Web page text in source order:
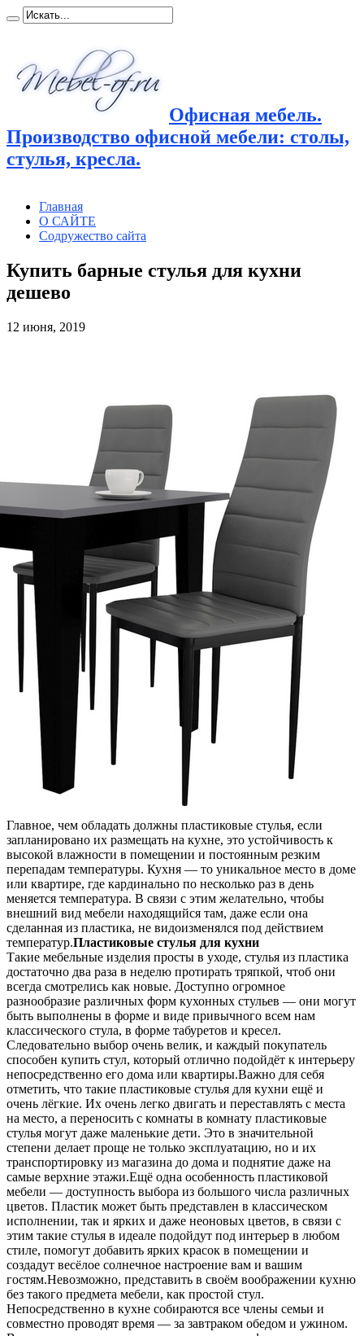
Офисная мебель.
Производство офисной мебели: столы,
стулья, кресла.
Главная
О САЙТЕ
Содружество сайта
Купить барные стулья для кухни
дешево
12 июня, 2019
Главное, чем обладать должны пластиковые стулья, если
запланировано их размещать на кухне, это устойчивость к
высокой влажности в помещении и постоянным резким
перепадам температуры. Кухня — то уникальное место в доме
или квартире, где кардинально по несколько раз в день
меняется температура. В связи с этим желательно, чтобы
внешний вид мебели находящийся там, даже если она
сделанная из пластика, не видоизменялся под действием
температур.Пластиковые стулья для кухни
Такие мебельные изделия просты в уходе, стулья из пластика
достаточно два раза в неделю протирать тряпкой, чтоб они
всегда смотрелись как новые. Доступно огромное
разнообразие различных форм кухонных стульев — они могут
быть выполнены в форме и виде привычного всем нам
классического стула, в форме табуретов и кресел.
Следовательно выбор очень велик, и каждый покупатель
способен купить стул, который отлично подойдёт к интерьеру
непосредственно его дома или квартиры.Важно для себя
отметить, что такие пластиковые стулья для кухни ещё и
очень лёгкие. Их очень легко двигать и переставлять с места
на место, а переносить с комнаты в комнату пластиковые
стулья могут даже маленькие дети. Это в значительной
степени делает проще не только эксплуатацию, но и их
транспортировку из магазина до дома и поднятие даже на
самые верхние этажи.Ещё одна особенность пластиковой
мебели — доступность выбора из большого числа различных
цветов. Пластик может быть представлен в классическом
исполнении, так и ярких и даже неоновых цветов, в связи с
этим такие стулья в идеале подойдут под интерьер в любом
стиле, помогут добавить ярких красок в помещении и
создадут весёлое солнечное настроение вам и вашим
гостям.Невозможно, представить в своём воображении кухню
без такого предмета мебели, как простой стул.
Непосредственно в кухне собираются все члены семьи и
совместно проводят время — за завтраком обедом и ужином.